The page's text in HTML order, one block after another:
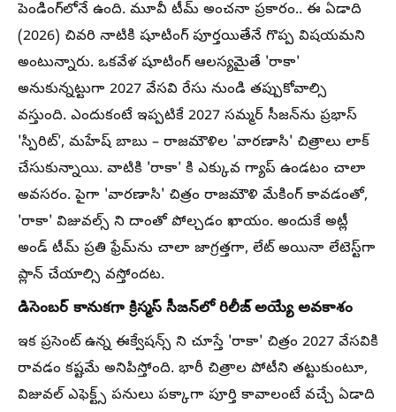
పెండింగ్‌లోనే ఉంది. మూవీ టీమ్ అంచనా ప్రకారం.. ఈ ఏడాది
(2026) చివరి నాటికి షూటింగ్ పూర్తయితేనే గొప్ప విషయమని
అంటున్నారు. ఒకవేళ షూటింగ్ ఆలస్యమైతే 'రాకా'
అనుకున్నట్టుగా 2027 వేసవి రేసు నుండి తప్పుకోవాల్సి
వస్తుంది. ఎందుకంటే ఇప్పటికే 2027 సమ్మర్ సీజన్‌ను ప్రభాస్
'స్పిరిట్', మహేష్ బాబు – రాజమౌళిల 'వారణాసి' చిత్రాలు లాక్
చేసుకున్నాయి. వాటికి 'రాకా' కి ఎక్కువ గ్యాప్ ఉండటం చాలా
అవసరం. పైగా 'వారణాసి' చిత్రం రాజమౌళి మేకింగ్ కావడంతో,
'రాకా' విజువల్స్ ని దాంతో పోల్చడం ఖాయం. అందుకే అట్లీ
అండ్ టీమ్ ప్రతి ఫ్రేమ్‌ను చాలా జాగ్రత్తగా, లేట్ అయినా లేటెస్ట్‌గా
ప్లాన్ చేయాల్సి వస్తోందట.
డిసెంబర్ కానుకగా క్రిస్మస్ సీజన్‌లో రిలీజ్ అయ్యే అవకాశం
ఇక ప్రసెంట్ ఉన్న ఈక్వేషన్స్ ని చూస్తే 'రాకా' చిత్రం 2027 వేసవికి
రావడం కష్టమే అనిపిస్తోంది. భారీ చిత్రాల పోటీని తట్టుకుంటూ,
విజువల్ ఎఫెక్ట్స్ పనులు పక్కాగా పూర్తి కావాలంటే వచ్చే ఏడాది